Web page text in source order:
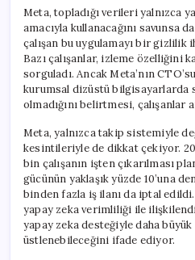
Meta, topladığı verileri yalnızca
amacıyla kullanacağını savunsa
çalışan bu uygulamayı bir
Bazı çalışanlar, izleme özelliğini
sorguladı. Ancak Meta’nın
kurumsal dizüstü bilgisayarlarda
olmadığını belirtmesi, çalışanlar
Meta, yalnızca takip sistemiyle
kesintileriyle de dikkat çekiyor. 20
bin çalışanın işten çıkarılması
gücünün yaklaşık yüzde 10’una
binden fazla iş ilanı da iptal
yapay zeka verimliliği ile
yapay zeka desteğiyle daha
üstlenebileceğini ifade ediyor.